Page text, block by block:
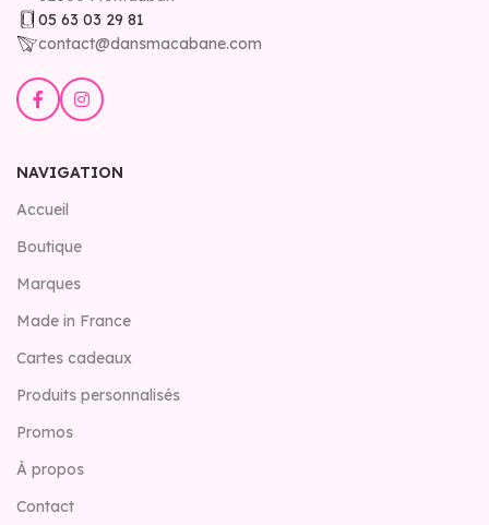
05 63 03 29 81
contact@dansmacabane.com
NAVIGATION
Accueil
Boutique
Marques
Made in France
Cartes cadeaux
Produits personnalisés
Promos
À propos
Contact